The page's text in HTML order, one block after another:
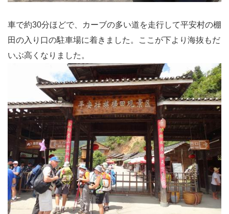
車で約30分ほどで、カーブの多い道を走行して平安村の棚
田の入り口の駐車場に着きました。ここが下より海抜もだ
いぶ高くなりました。